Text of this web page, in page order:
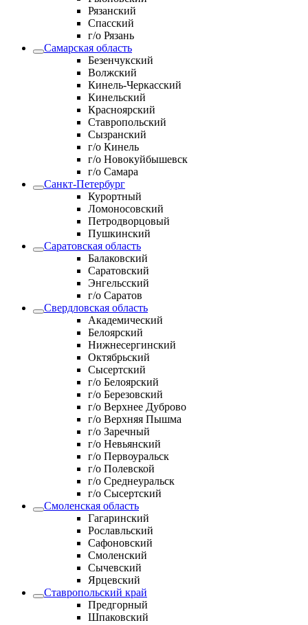
Рязанский
Спасский
г/о Рязань
Самарская область
Безенчукский
Волжский
Кинель-Черкасский
Кинельский
Красноярский
Ставропольский
Сызранский
г/о Кинель
г/о Новокуйбышевск
г/о Самара
Санкт-Петербург
Курортный
Ломоносовский
Петродворцовый
Пушкинский
Саратовская область
Балаковский
Саратовский
Энгельсский
г/о Саратов
Свердловская область
Академический
Белоярский
Нижнесергинский
Октябрьский
Сысертский
г/о Белоярский
г/о Березовский
г/о Верхнее Дуброво
г/о Верхняя Пышма
г/о Заречный
г/о Невьянский
г/о Первоуральск
г/о Полевской
г/о Среднеуральск
г/о Сысертский
Смоленская область
Гагаринский
Рославльский
Сафоновский
Смоленский
Сычевский
Ярцевский
Ставропольский край
Предгорный
Шпаковский